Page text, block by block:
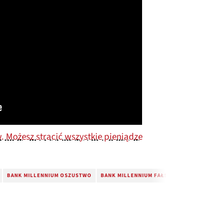
Możesz stracić wszystkie pieniądze
BANK MILLENNIUM OSZUSTWO BANK MILLENNIUM FAŁSZYWE E-MAILE